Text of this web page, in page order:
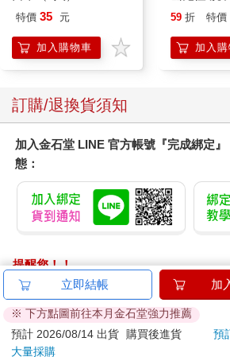
中陰，於他後來之世，甚不妥當。但我的
念頭，告訴自己，不得已的時候，就進行
尼歐捨報那天中午，我帶他去醫院皮下注
下午我去接他，依每日之慣常載他回家，
的懷裡、死去在我們的家中。他成全了我
他在斷氣之時，我在他的身邊，為他八小
二O O四年初，尼歐陪我抄經那六天五夜
我也在那之後，變得比較認真學佛一些、
珠兒汪浩搬家，我也抄普門品偈頌祝福；
特價 35 元
加入購物車
450公克-10
59 折 特價
加入
訂購/退換貨須知
加入金石堂 LINE 官方帳號『完成綁定
態：
提醒您！！
金石堂及銀行均不會請您操作ATM! 如接
ATM提款機，請不要聽從指示，以免受
退換貨須知：
**提醒您，鑑賞期不等於試用期，退回商
立即結帳 加
※ 下方點圖前往本月金石堂強力推薦
預計 2026/08/14 出貨
購買後進貨 預
大量採購